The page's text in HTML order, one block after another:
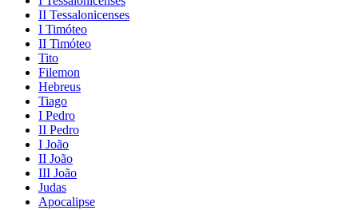
II Tessalonicenses
I Timóteo
II Timóteo
Tito
Filemon
Hebreus
Tiago
I Pedro
II Pedro
I João
II João
III João
Judas
Apocalipse